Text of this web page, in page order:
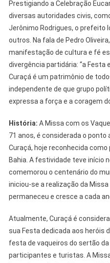
Prestigiando a Celebração
diversas autoridades civis,
Jerônimo Rodrigues, o prefeito
outros. Na fala de Pedro
manifestação de cultura e fé
divergência partidária: “a Festa
Curaçá é um patrimônio de
independente de que grupo
expressa a força e a coragem
História: A Missa com os
71 anos, é considerada o ponto
Curaçá, hoje reconhecida
Bahia. A festividade teve início
comemorou o centenário do
iniciou-se a realização da
permaneceu e cresce a cada
Atualmente, Curaçá é
sua Festa dedicada aos heróis
festa de vaqueiros do sertão
participantes e turistas. A